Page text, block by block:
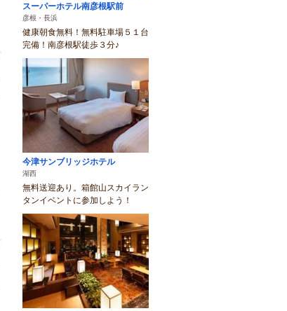
スーパーホテル南彦根駅前
彦根・長浜
健康朝食無料！無料駐車場５１台
完備！南彦根駅徒歩３分♪
今津サンブリッジホテル
湖西
無料送迎あり。箱館山スカイラン
タンイベントに参加しよう！